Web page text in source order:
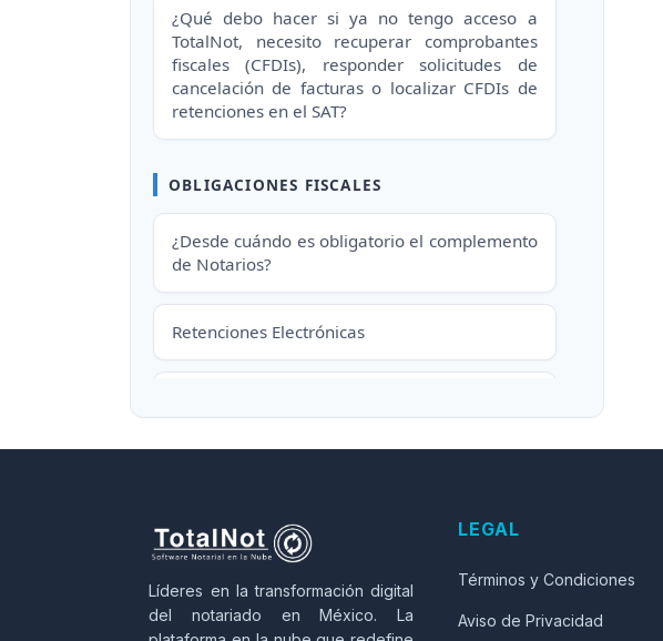
¿Qué debo hacer si ya no tengo acceso a
TotalNot, necesito recuperar comprobantes
fiscales (CFDIs), responder solicitudes de
cancelación de facturas o localizar CFDIs de
retenciones en el SAT?
OBLIGACIONES FISCALES
¿Desde cuándo es obligatorio el complemento
de Notarios?
Retenciones Electrónicas
ejercicios anteriores?
medio de una persona moral
¿Qué ocurre, si no se cuenta con el
complemento o un CFDI para justificar el
Líderes en la transformación digital
del notariado en México. La
LEGAL
Términos y Condiciones
Aviso de Privacidad